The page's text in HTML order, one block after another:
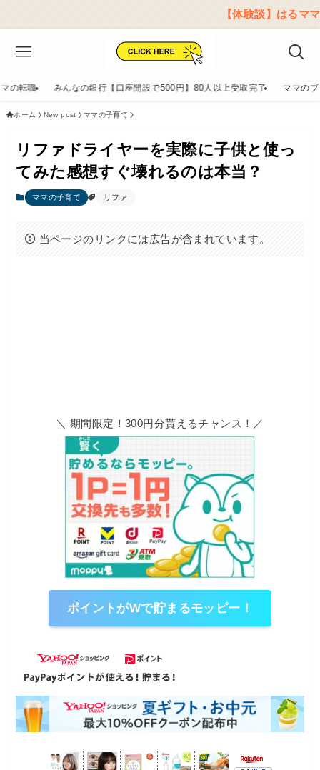
【体験談】はるママのリアルレポ
の転職 みんなの銀行【口座開設で500円】80人以上受取完了 ママの
ホーム New post ママの子育て
リファドライヤーを実際に子供と使っ
てみた感想すぐ壊れるのは本当？
ママの子育て リファ
当ページのリンクには広告が含まれています。
＼ 期間限定！300円分貰えるチャンス！／
ポイントがWで貯まるモッピー！